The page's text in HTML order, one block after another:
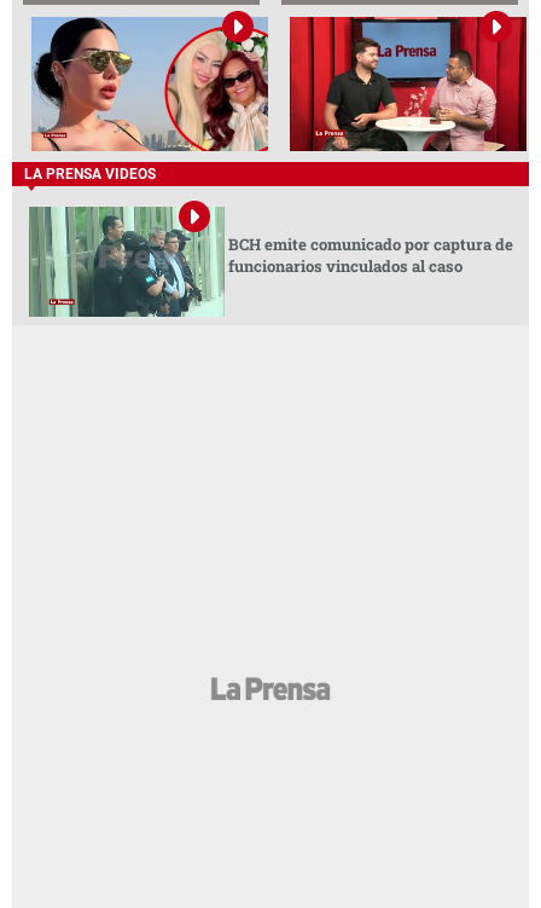
LA PRENSA VIDEOS
BCH emite comunicado por captura de
funcionarios vinculados al caso